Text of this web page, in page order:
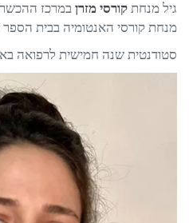
גיל מנחת קורסי מזרן במרכז
מנחת קורסי האנטומיה בבית
סטודנטית שנה חמישית לרפואה